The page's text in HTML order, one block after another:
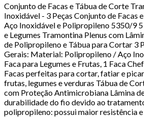
Conjunto de Facas e Tábua de Corte
Inoxidável - 3 Peças Conjunto de Facas
Aço Inoxidável e Polipropileno 5350/9 5
e Legumes Tramontina Plenus com
de Polipropileno e Tábua para Cortar 3
Gerais: Material: Polipropileno / Aço
Faca para Legumes e Frutas, 1 Faca
Facas perfeitas para cortar, fatiar e
frutas, legumes e verduras Tábua de
com Proteção Antimicrobiana Lâmina
durabilidade do fio devido ao
polipropileno: possui maior resistência